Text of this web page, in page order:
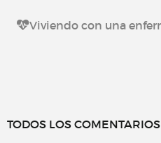
Viviendo con una
TODOS LOS COMENTARIOS